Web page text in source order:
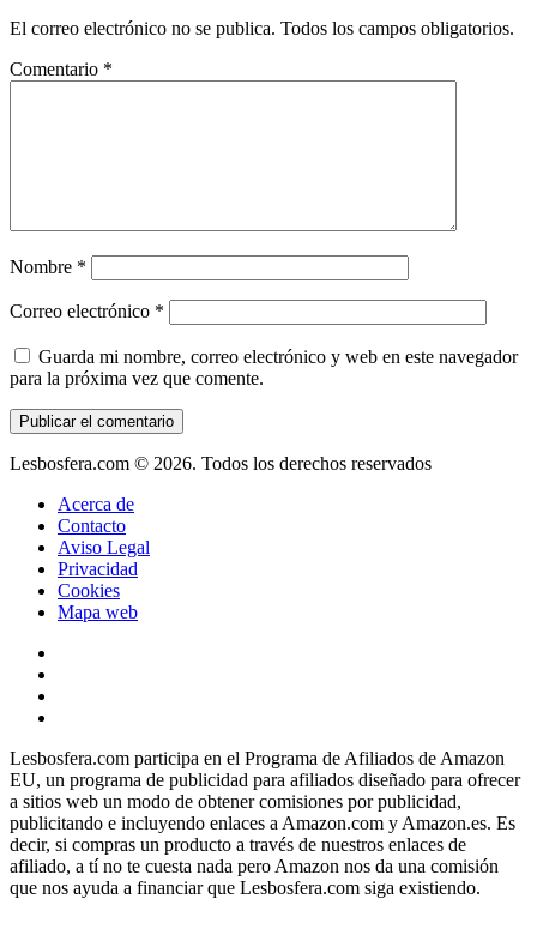
El correo electrónico no se publica. Todos los campos obligatorios.
Comentario *
Nombre *
Correo electrónico *
Guarda mi nombre, correo electrónico y web en este navegador
para la próxima vez que comente.
Lesbosfera.com © 2026. Todos los derechos reservados
Acerca de
Contacto
Aviso Legal
Privacidad
Cookies
Mapa web
Lesbosfera.com participa en el Programa de Afiliados de Amazon
EU, un programa de publicidad para afiliados diseñado para ofrecer
a sitios web un modo de obtener comisiones por publicidad,
publicitando e incluyendo enlaces a Amazon.com y Amazon.es. Es
decir, si compras un producto a través de nuestros enlaces de
afiliado, a tí no te cuesta nada pero Amazon nos da una comisión
que nos ayuda a financiar que Lesbosfera.com siga existiendo.